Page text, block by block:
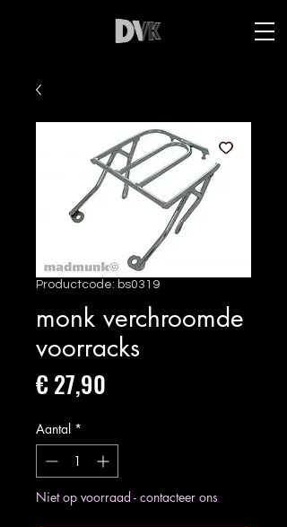
Productcode: bs0319
monk verchroomde
voorracks
€ 27,90
Aantal *
Niet op voorraad - contacteer ons